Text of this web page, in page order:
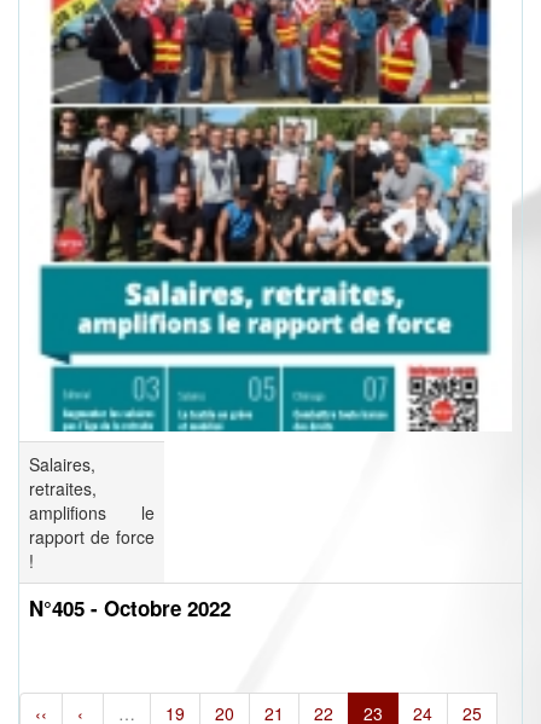
Salaires,
retraites,
amplifions le
rapport de force
!
N°405 - Octobre 2022
‹‹ ‹ … 19 20 21 22 23 24 25